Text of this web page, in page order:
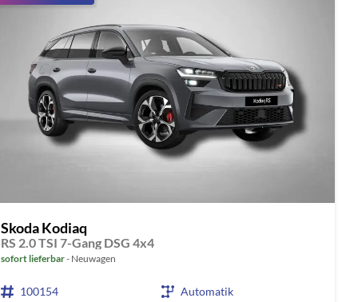
Skoda Kodiaq
RS 2.0 TSI 7-Gang DSG 4x4
sofort lieferbar Neuwagen
100154
Automatik